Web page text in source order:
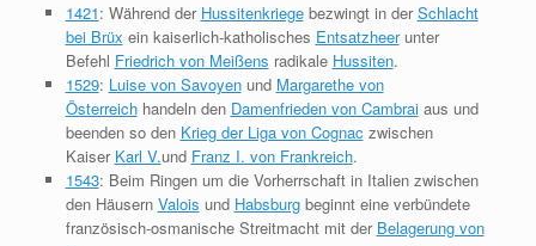
1421: Während der Hussitenkriegebezwingt in derSchlacht
bei Brüx ein kaiserlich-katholisches Entsatzheerunter
Befehl Friedrich von Meißens radikale Hussiten.
1529: Luise von Savoyenund Margarethe von
Österreichhandeln den Damenfrieden von Cambraiaus und
beenden so den Krieg der Liga von Cognac zwischen
Kaiser Karl V.und Franz I. von Frankreich.
1543: Beim Ringen um die Vorherrschaft in Italien zwischen
den Häusern Valois und Habsburgbeginnt eine verbündete
französisch-osmanische Streitmacht mit der Belagerung von